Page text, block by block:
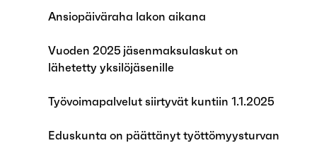
Ansiopäiväraha lakon aikana
Vuoden 2025 jäsenmaksulaskut on
lähetetty yksilöjäsenille
Työvoimapalvelut siirtyvät kuntiin 1.1.2025
Eduskunta on päättänyt työttömyysturvan